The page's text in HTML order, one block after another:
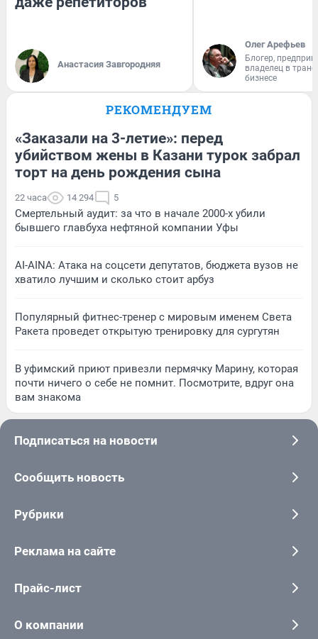
Анастасия Завгородняя
Олег Арефьев
Блогер,
владелец в
бизнесе
РЕКОМЕНДУЕМ
«Заказали на 3-летие»: перед
убийством жены в Казани турок забрал
торт на день рождения сына
22 часа 14 294 5
Смертельный аудит: за что в начале 2000-х убили
бывшего главбуха нефтяной компании Уфы
AI-AINA: Атака на соцсети депутатов, бюджета вузов не
хватило лучшим и сколько стоит арбуз
Популярный фитнес-тренер с мировым именем Света
Ракета проведет открытую тренировку для сургутян
В уфимский приют привезли пермячку Марину, которая
почти ничего о себе не помнит. Посмотрите, вдруг она
вам знакома
Подписаться на новости
Сообщить новость
Рубрики
Реклама на сайте
Прайс-лист
О компании